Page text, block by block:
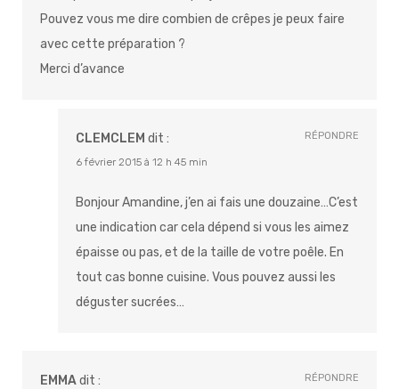
Pouvez vous me dire combien de crêpes je peux faire
avec cette préparation ?
Merci d’avance
CLEMCLEM dit :
6 février 2015 à 12 h 45 min
Bonjour Amandine, j’en ai fais une douzaine…C’est
une indication car cela dépend si vous les aimez
épaisse ou pas, et de la taille de votre poêle. En
tout cas bonne cuisine. Vous pouvez aussi les
déguster sucrées…
RÉPONDRE
EMMAdit : RÉPONDRE